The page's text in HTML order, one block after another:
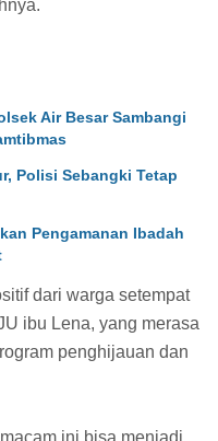
Air Besar Sambangi
Polisi Sebangki Tetap
Pengamanan Ibadah
dari warga setempat
ibu Lena, yang merasa
penghijauan dan
ini bisa menjadi